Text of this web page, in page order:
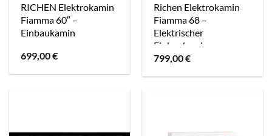
RICHEN Elektrokamin
Fiamma 60″ –
Einbaukamin
699,00€
Richen Elektrokamin
Fiamma 68 –
Elektrischer
Einbaukamin
799,00€